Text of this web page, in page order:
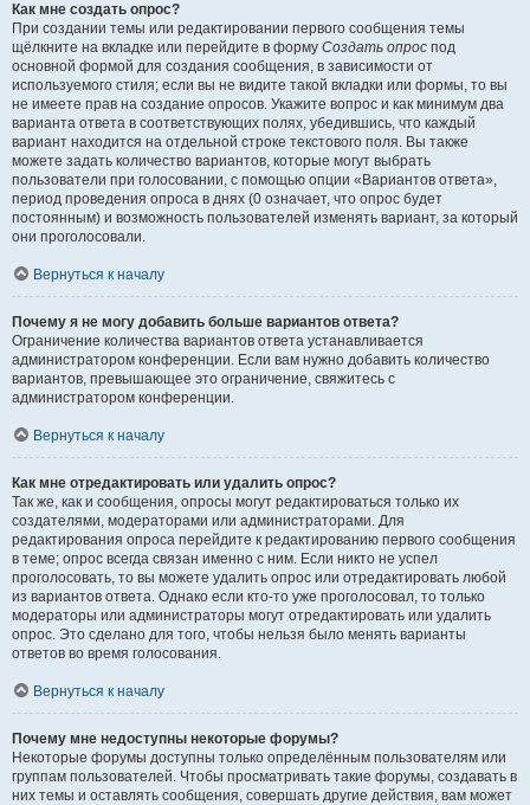
Как мне создать опрос?
При создании темы или редактировании первого сообщения темы
щёлкните на вкладке или перейдите в форму Создать опрос под
основной формой для создания сообщения, в зависимости от
используемого стиля; если вы не видите такой вкладки или формы, то вы
не имеете прав на создание опросов. Укажите вопрос и как минимум два
варианта ответа в соответствующих полях, убедившись, что каждый
вариант находится на отдельной строке текстового поля. Вы также
можете задать количество вариантов, которые могут выбрать
пользователи при голосовании, с помощью опции «Вариантов ответа»,
период проведения опроса в днях (0 означает, что опрос будет
постоянным) и возможность пользователей изменять вариант, за который
они проголосовали.
Вернуться к началу
Почему я не могу добавить больше вариантов ответа?
Ограничение количества вариантов ответа устанавливается
администратором конференции. Если вам нужно добавить количество
вариантов, превышающее это ограничение, свяжитесь с
администратором конференции.
Вернуться к началу
Как мне отредактировать или удалить опрос?
Так же, как и сообщения, опросы могут редактироваться только их
создателями, модераторами или администраторами. Для
редактирования опроса перейдите к редактированию первого сообщения
в теме; опрос всегда связан именно с ним. Если никто не успел
проголосовать, то вы можете удалить опрос или отредактировать любой
из вариантов ответа. Однако если кто-то уже проголосовал, то только
модераторы или администраторы могут отредактировать или удалить
опрос. Это сделано для того, чтобы нельзя было менять варианты
ответов во время голосования.
Вернуться к началу
Почему мне недоступны некоторые форумы?
Некоторые форумы доступны только определённым пользователям или
группам пользователей. Чтобы просматривать такие форумы, создавать в
них темы и оставлять сообщения, совершать другие действия, вам может